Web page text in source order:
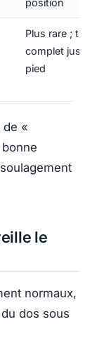
Plus rare ; trajet
complet
pied
de «
le
normaux,
dos sous